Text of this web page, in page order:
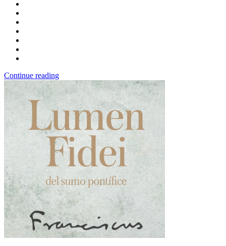
Continue reading